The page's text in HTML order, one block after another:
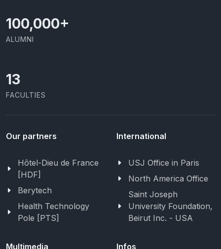
100,000+
ALUMNI
13
FACULTIES
Our partners
Hôtel-Dieu de France
[HDF]
Berytech
Health Technology
Pole [PTS]
International
USJ Office in Paris
North America Office
Saint Joseph
University Foundation,
Beirut Inc. - USA
Multimedia Infos